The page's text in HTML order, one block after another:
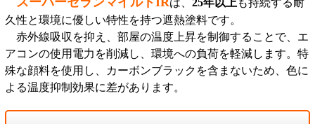
は、 25年以上も持続する耐
久性と環境に優しい特性を持つ遮熱塗料です。
赤外線吸収を抑え、部屋の温度上昇を制御することで、エ
アコンの使用電力を削減し、環境への負荷を軽減します。特
殊な顔料を使用し、カーボンブラックを含まないため、色に
よる温度抑制効果に差があります。